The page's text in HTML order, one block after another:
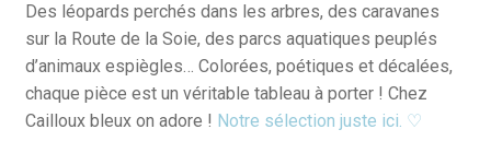
Des léopards perchés dans les arbres, des caravanes
sur la Route de la Soie, des parcs aquatiques peuplés
d’animaux espiègles… Colorées, poétiques et décalées,
chaque pièce est un véritable tableau à porter ! Chez
Cailloux bleux on adore ! Notre sélection juste ici. ♡